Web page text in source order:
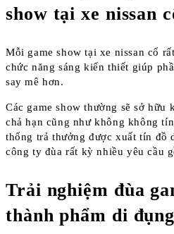
show tại xe nissan
Mỗi game show tại xe nissan cổ
chức năng sáng kiến thiết giúp
say mê hơn.
Các game show thường sẽ sở
chả hạn cũng như không không
thống trả thưởng được xuất tín đồ
công ty đùa rất kỳ nhiều yêu cầu
Trải nghiệm đùa
thành phẩm di